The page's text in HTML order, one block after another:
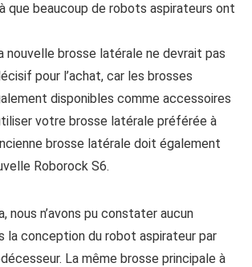
que beaucoup de robots aspirateurs ont
nouvelle brosse latérale ne devrait pas
pour l’achat, car les brosses
disponibles comme accessoires
votre brosse latérale préférée à
brosse latérale doit également
Roborock S6.
nous n’avons pu constater aucun
la conception du robot aspirateur par
La même brosse principale à